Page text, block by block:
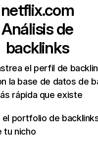
netflix.com
Análisis de
backlinks
el perfil de
la base de datos de
rápida que existe
el portfolio de
tu nicho